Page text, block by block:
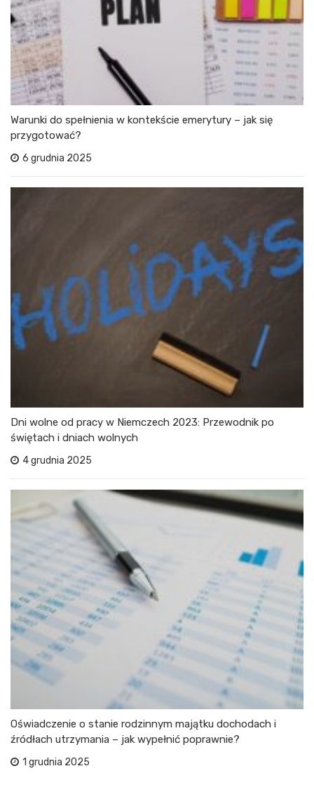
Warunki do spełnienia w kontekście emerytury – jak się
przygotować?
6 grudnia 2025
Dni wolne od pracy w Niemczech 2023: Przewodnik po
świętach i dniach wolnych
4 grudnia 2025
Oświadczenie o stanie rodzinnym majątku dochodach i
źródłach utrzymania – jak wypełnić poprawnie?
1 grudnia 2025